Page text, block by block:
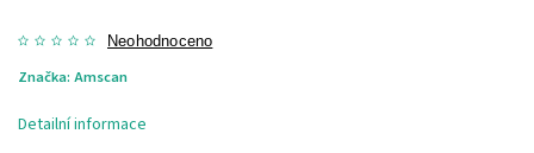
Neohodnoceno
Značka: Amscan
Detailní informace